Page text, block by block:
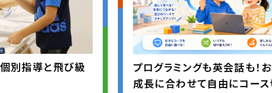
個別指導と飛び級
プログラミングも英会話も！
成長に合わせて自由にコー